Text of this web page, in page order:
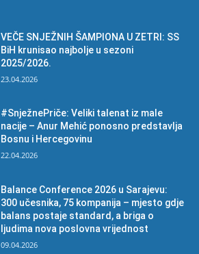
VEČE SNJEŽNIH ŠAMPIONA U ZETRI: SS
BiH krunisao najbolje u sezoni
2025/2026.
23.04.2026
#SnježnePriče: Veliki talenat iz male
nacije – Anur Mehić ponosno predstavlja
Bosnu i Hercegovinu
22.04.2026
Balance Conference 2026 u Sarajevu:
300 učesnika, 75 kompanija – mjesto gdje
balans postaje standard, a briga o
ljudima nova poslovna vrijednost
09.04.2026